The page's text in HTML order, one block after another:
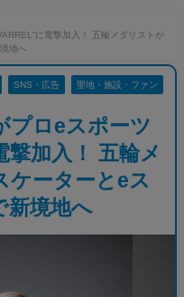
に電撃加入！ 五輪メダリストが
地へ
SNS・広告 聖地・施設・ファン
プロeスポーツ
撃加入！ 五輪メ
ケーターとeス
新境地へ